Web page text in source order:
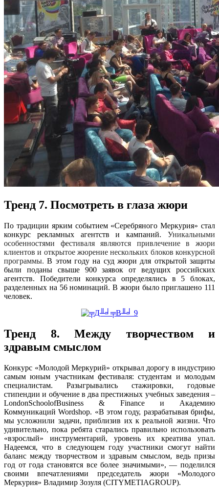
Тренд 7. Посмотреть в глаза жюри
По традиции ярким событием «Серебряного Меркурия» стал
конкурс рекламных агентств и кампаний. Уникальными
особенностями фестиваля являются привлечение в жюри
клиентов и открытое жюрение нескольких блоков конкурсной
программы.В этом году на суд жюри для открытой защиты
были поданы свыше 900 заявок от ведущих российских
агентств. Победители конкурса определялись в 5 блоках,
разделенных на 56 номинаций. В жюри было приглашено 111
человек.
Тренд 8. Между творчеством и
здравым смыслом
Конкурс «Молодой Меркурий» открывал дорогу в индустрию
самым юным участникам фестиваля: студентам и молодым
специалистам. Разыгрывались стажировки, годовые
стипендии и обучение в два престижных учебных заведения –
LondonSchoolofBusiness & Financeи Академию
КоммуникацийWordshop. «В этом году, разрабатывая брифы,
мы усложнили задачи, приблизив их к реальной жизни. Что
удивительно, пока ребята старались правильно использовать
«взрослый» инструментарий, уровень их креатива упал.
Надеемся, что в следующем году участники смогут найти
баланс между творчеством и здравым смыслом, ведь призы
год от года становятся все более значимыми», — поделился
своими впечатлениями председатель жюри «Молодого
Меркурия» Владимир Зозуля (CITYMETIAGROUP).